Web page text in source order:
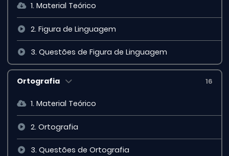
1. Material Teórico
2. Figura de Linguagem
3. Questões de Figura de Linguagem
Ortografia 16
1. Material Teórico
2. Ortografia
3. Questões de Ortografia